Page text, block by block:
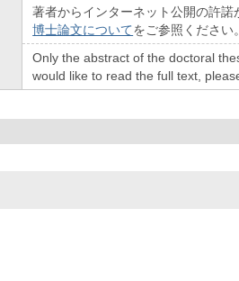
著者からインターネット公開の許諾
博士論文についてをご参照ください。
Only the abstract of the doctoral
would like to read the full text,